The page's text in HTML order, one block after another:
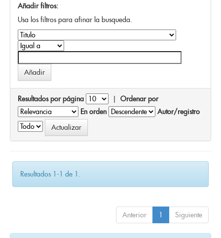
Añadir filtros:
Usa los filtros para afinar la busqueda.
Resultados por página | Ordenar por
En orden
Autor/registro
Resultados 1-1 de 1.
Anterior 1 Siguiente